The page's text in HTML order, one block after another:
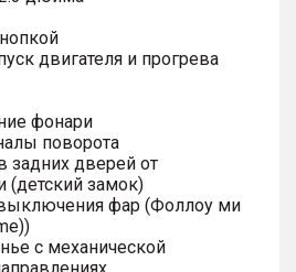
двигателя и прогрева
фонари
поворота
задних дверей от
(детский замок)
фар (Фоллоу ми
с механической